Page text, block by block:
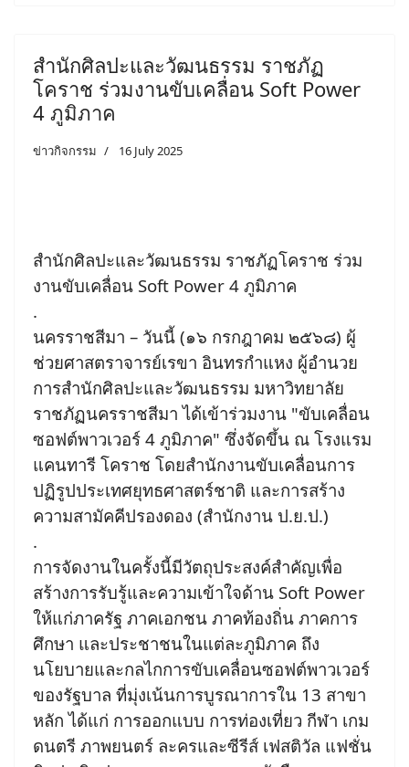
สำนักศิลปะและวัฒนธรรม ราชภัฏ
โคราช ร่วมงานขับเคลื่อน Soft Power
4 ภูมิภาค
ข่าวกิจกรรม 16 July 2025
สำนักศิลปะและวัฒนธรรม ราชภัฏโคราช ร่วม
งานขับเคลื่อน Soft Power 4 ภูมิภาค
.
นครราชสีมา – วันนี้ (๑๖ กรกฎาคม ๒๕๖๘) ผู้
ช่วยศาสตราจารย์เรขา อินทรกำแหง ผู้อำนวย
การสำนักศิลปะและวัฒนธรรม มหาวิทยาลัย
ราชภัฏนครราชสีมา ได้เข้าร่วมงาน "ขับเคลื่อน
ซอฟต์พาวเวอร์ 4 ภูมิภาค" ซึ่งจัดขึ้น ณ โรงแรม
แคนทารี โคราช โดยสำนักงานขับเคลื่อนการ
ปฏิรูปประเทศยุทธศาสตร์ชาติ และการสร้าง
ความสามัคคีปรองดอง (สำนักงาน ป.ย.ป.)
.
การจัดงานในครั้งนี้มีวัตถุประสงค์สำคัญเพื่อ
สร้างการรับรู้และความเข้าใจด้าน Soft Power
ให้แก่ภาครัฐ ภาคเอกชน ภาคท้องถิ่น ภาคการ
ศึกษา และประชาชนในแต่ละภูมิภาค ถึง
นโยบายและกลไกการขับเคลื่อนซอฟต์พาวเวอร์
ของรัฐบาล ที่มุ่งเน้นการบูรณาการใน 13 สาขา
หลัก ได้แก่ การออกแบบ การท่องเที่ยว กีฬา เกม
ดนตรี ภาพยนตร์ ละครและซีรีส์ เฟสติวัล แฟชั่น